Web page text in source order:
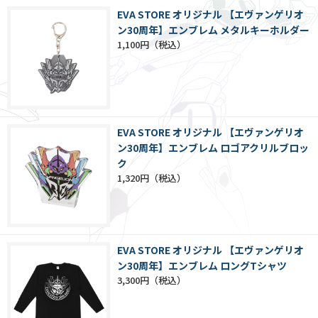
EVA STORE オリジナル 【エヴァンゲリオ
ン30周年】エンブレム メタルキーホルダー
1,100円
EVA STORE オリジナル 【エヴァンゲリオ
ン30周年】エンブレム ロゴアクリルブロッ
ク
1,320円
EVA STORE オリジナル 【エヴァンゲリオ
ン30周年】エンブレム ロングTシャツ
3,300円